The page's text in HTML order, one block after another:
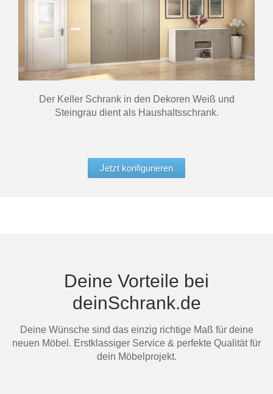
Der Keller Schrank in den Dekoren Weiß und
Steingrau dient als Haushaltsschrank.
Jetzt konfigurieren
Deine Vorteile bei
deinSchrank.de
Deine Wünsche sind das einzig richtige Maß für deine
neuen Möbel. Erstklassiger Service & perfekte Qualität für
dein Möbelprojekt.